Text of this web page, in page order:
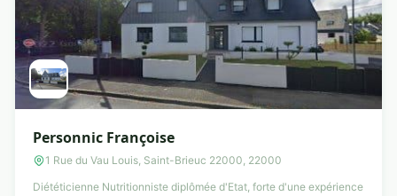
Personnic Françoise
1 Rue du Vau Louis, Saint-Brieuc 22000, 22000
Diététicienne Nutritionniste diplômée d'Etat, forte d'une expérience